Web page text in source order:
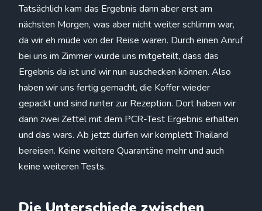
Tatsächlich kam das Ergebnis dann aber erst am
nächsten Morgen, was aber nicht weiter schlimm war,
da wir eh müde von der Reise waren. Durch einen Anruf
bei uns im Zimmer wurde uns mitgeteilt, dass das
Ergebnis da ist und wir nun auschecken können. Also
haben wir uns fertig gemacht, die Koffer wieder
gepackt und sind runter zur Rezeption. Dort haben wir
dann zwei Zettel mit dem PCR-Test Ergebnis erhalten
und das wars. Ab jetzt dürfen wir komplett Thailand
bereisen. Keine weitere Quarantäne mehr und auch
keine weiteren Tests.